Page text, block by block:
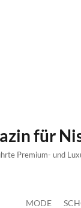
für
Premium- und
MODE